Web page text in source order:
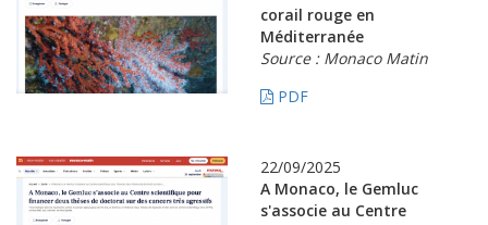
corail rouge en
Méditerranée
Source : Monaco Matin
PDF
22/09/2025
A Monaco, le Gemluc
s'associe au Centre